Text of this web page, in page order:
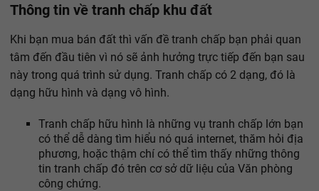
Thông tin về tranh chấp khu đất
Khi bạn mua bán đất thì vấn đề tranh chấp bạn phải quan
tâm đến đầu tiên vì nó sẽ ảnh hưởng trực tiếp đến bạn sau
này trong quá trình sử dụng. Tranh chấp có 2 dạng, đó là
dạng hữu hình và dạng vô hình.
Tranh chấp hữu hình là những vụ tranh chấp lớn bạn
có thể dễ dàng tìm hiểu nó quá internet, thăm hỏi địa
phương, hoặc thậm chí có thể tìm thấy những thông
tin tranh chấp đó trên cơ sở dữ liệu của Văn phòng
công chứng.